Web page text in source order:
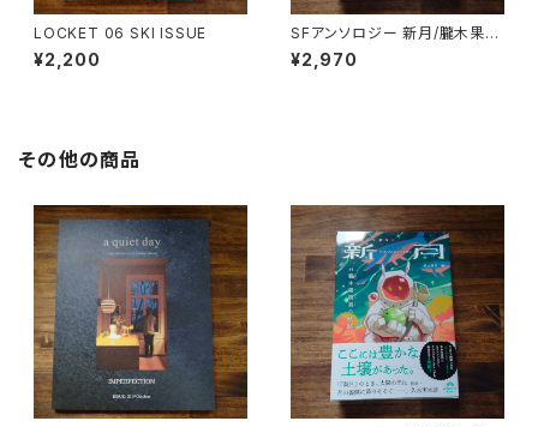
LOCKET 06 SKI ISSUE
¥2,200
SFアンソロジー 新月/朧木果樹
園の軌跡
¥2,970
その他の商品